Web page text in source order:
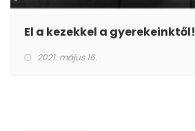
El a kezekkel a gyerekeinktől!
2021. május 16.